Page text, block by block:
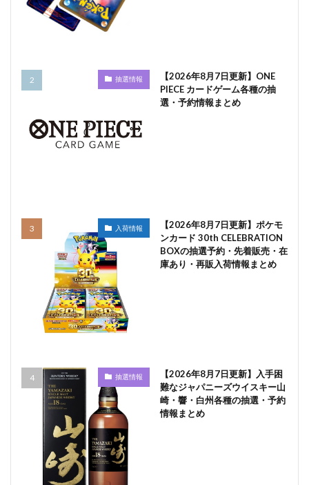
抽選情報
【2026年8月7日更新】ONE
PIECE カードゲーム各種の抽
選・予約情報まとめ
入荷情報
【2026年8月7日更新】ポケモ
ンカード 30th CELEBRATION
BOXの抽選予約・先着販売・在
庫あり・再販入荷情報まとめ
抽選情報
【2026年8月7日更新】入手困
難なジャパニーズウイスキー山
崎・響・白州各種の抽選・予約
情報まとめ